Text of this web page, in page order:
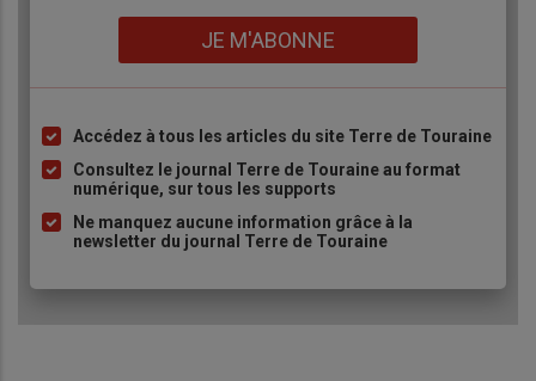
JE M'ABONNE
Liste
à
puce
Accédez à tous les articles du site Terre de Touraine
Consultez le journal Terre de Touraine au format
numérique, sur tous les supports
Ne manquez aucune information grâce à la
newsletter du journal Terre de Touraine